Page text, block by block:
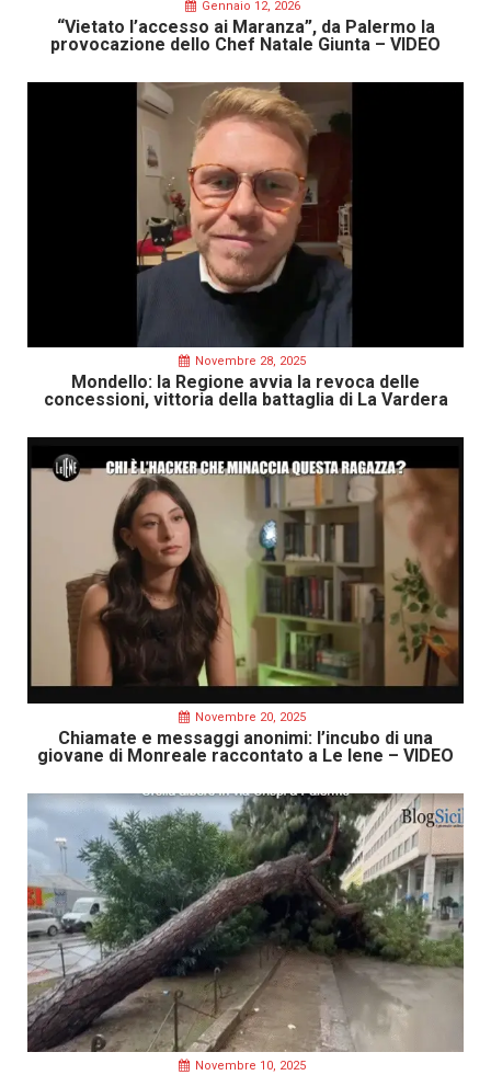
Gennaio 12, 2026
“Vietato l’accesso ai Maranza”, da Palermo la
provocazione dello Chef Natale Giunta – VIDEO
Novembre 28, 2025
Mondello: la Regione avvia la revoca delle
concessioni, vittoria della battaglia di La Vardera
Novembre 20, 2025
Chiamate e messaggi anonimi: l’incubo di una
giovane di Monreale raccontato a Le Iene – VIDEO
Novembre 10, 2025